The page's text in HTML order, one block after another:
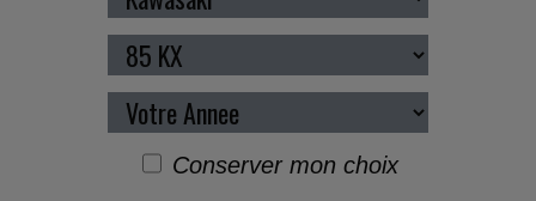
Conserver mon choix